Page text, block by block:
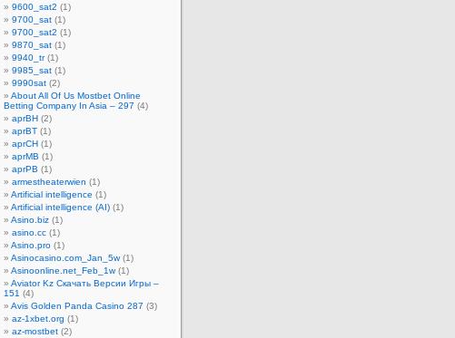
9600_sat2 (1)
9700_sat (1)
9700_sat2 (1)
9870_sat (1)
9940_tr(1)
9985_sat (1)
9990sat (2)
About All Of Us Mostbet Online
Betting Company In Asia – 297 (4)
aprBH (2)
aprBT (1)
aprCH (1)
aprMB (1)
aprPB (1)
armestheaterwien (1)
Artificial intelligence (1)
Artificial intelligence (AI) (1)
Asino.biz (1)
asino.cc (1)
Asino.pro (1)
Asinocasino.com_Jan_5w(1)
Asinoonline.net_Feb_1w(1)
Aviator Kz Скачать Версии Игры –
151 (4)
Avis Golden Panda Casino 287 (3)
az-1xbet.org (1)
az-mostbet (2)